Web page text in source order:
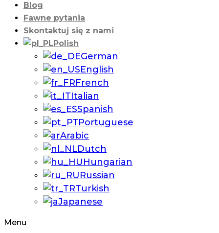
Blog
Fawne pytania
Skontaktuj się z nami
Polish
German
English
French
Italian
Spanish
Portuguese
Arabic
Dutch
Hungarian
Russian
Turkish
Japanese
Menu